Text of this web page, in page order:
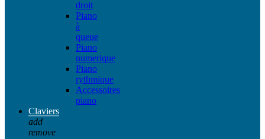
droit
Piano
à
queue
Piano
numerique
Piano
rythmique
Accessoires
piano
Claviers
add
remove